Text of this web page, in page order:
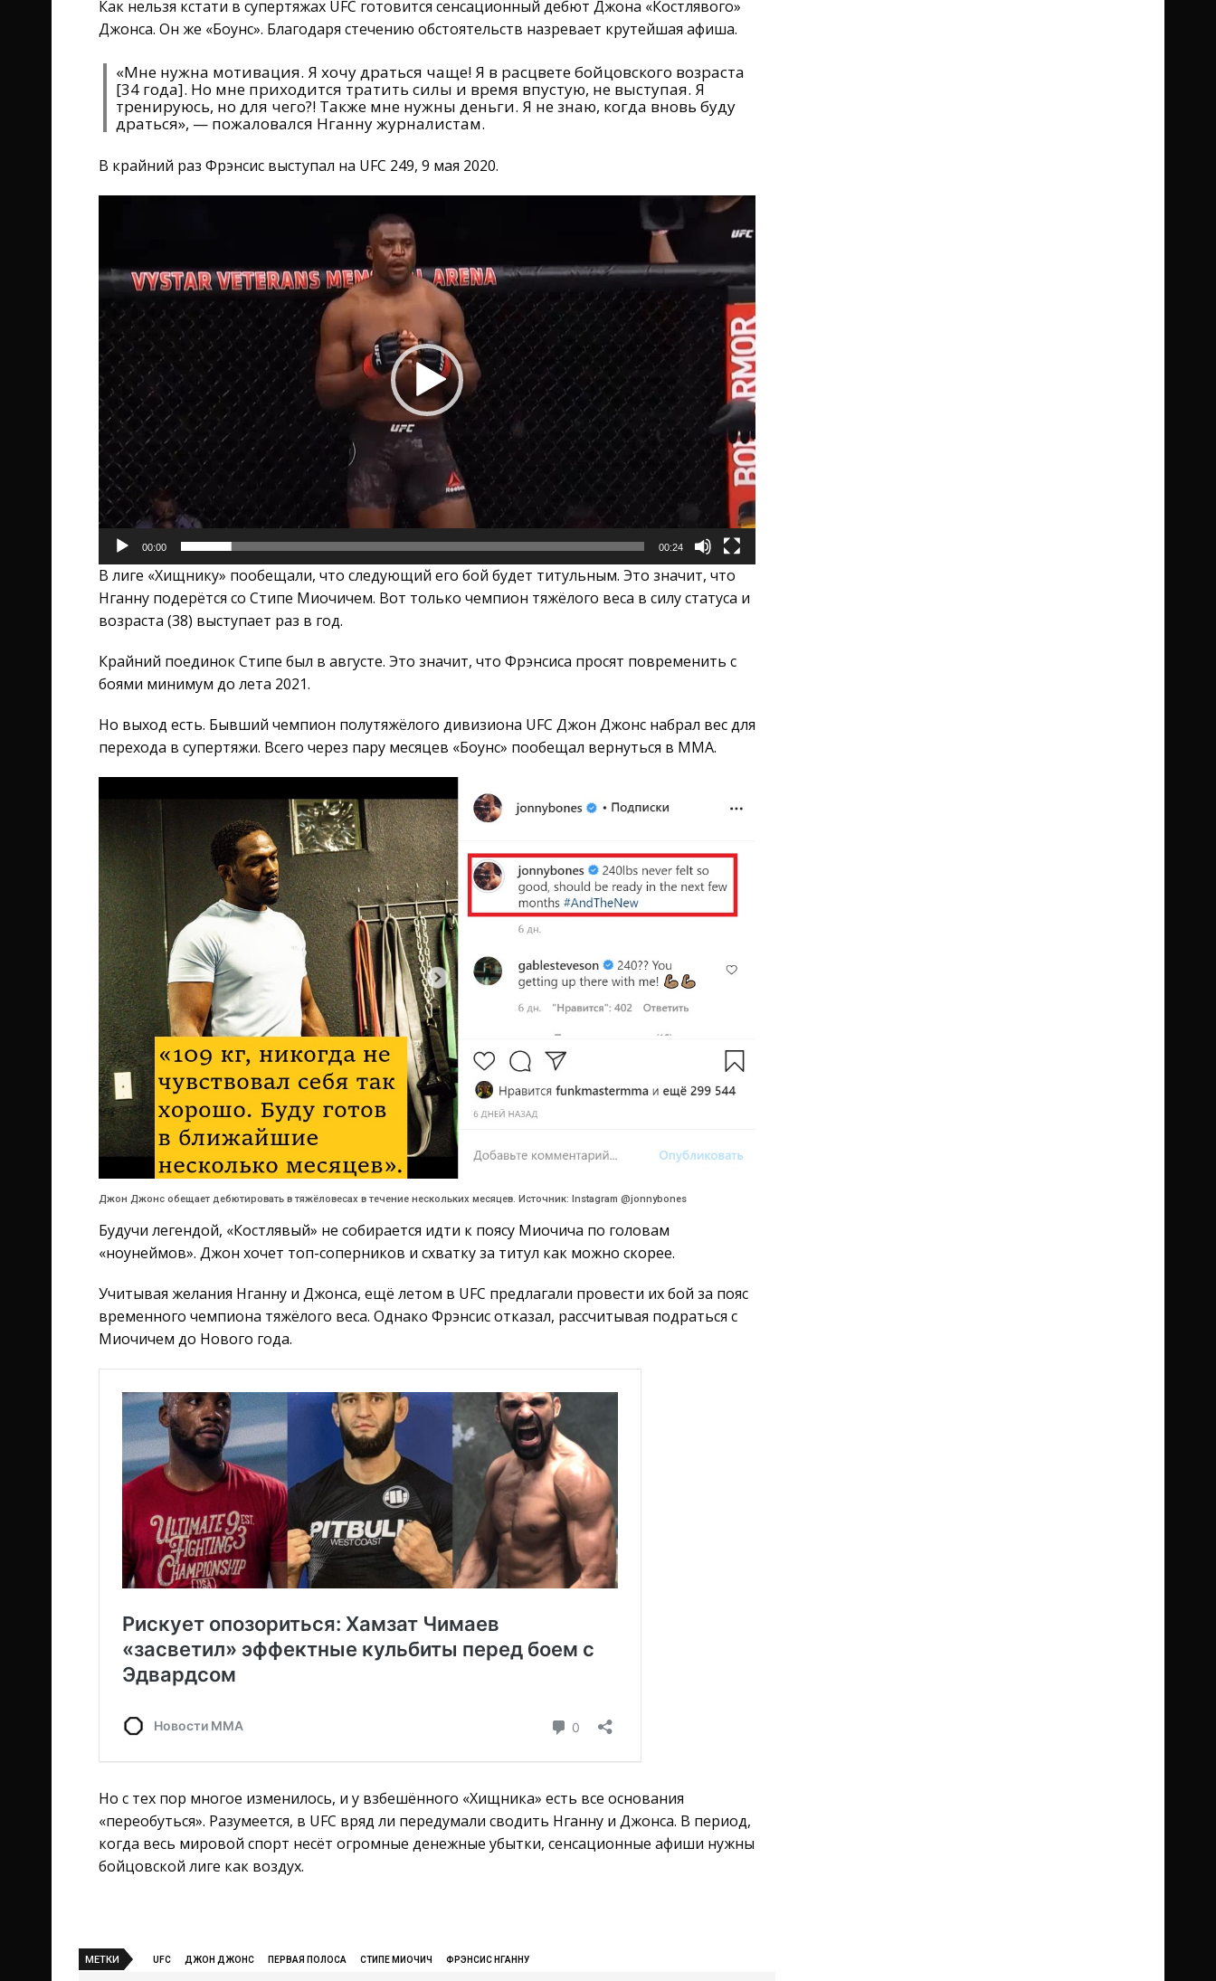
Как нельзя кстати в супертяжах UFC готовится сенсационный дебют Джона «Костлявого»
Джонса. Он же «Боунс». Благодаря стечению обстоятельств назревает крутейшая афиша.
«Мне нужна мотивация. Я хочу драться чаще! Я в расцвете бойцовского возраста
[34 года]. Но мне приходится тратить силы и время впустую, не выступая. Я
тренируюсь, но для чего?! Также мне нужны деньги. Я не знаю, когда вновь буду
драться», — пожаловался Нганну журналистам.
В крайний раз Фрэнсис выступал на UFC 249, 9 мая 2020.
Видеоплеер
00:00 00:24
В лиге «Хищнику» пообещали, что следующий его бой будет титульным. Это значит, что
Нганну подерётся со Стипе Миочичем. Вот только чемпион тяжёлого веса в силу статуса и
возраста (38) выступает раз в год.
Крайний поединок Стипе был в августе. Это значит, что Фрэнсиса просят повременить с
боями минимум до лета 2021.
Но выход есть. Бывший чемпион полутяжёлого дивизиона UFC Джон Джонс набрал вес для
перехода в супертяжи. Всего через пару месяцев «Боунс» пообещал вернуться в ММА.
Джон Джонс обещает дебютировать в тяжёловесах в течение нескольких месяцев. Источник: Instagram @jonnybones
Будучи легендой, «Костлявый» не собирается идти к поясу Миочича по головам
«ноунеймов». Джон хочет топ-соперников и схватку за титул как можно скорее.
Учитывая желания Нганну и Джонса, ещё летом в UFC предлагали провести их бой за пояс
временного чемпиона тяжёлого веса. Однако Фрэнсис отказал, рассчитывая подраться с
Миочичем до Нового года.
Но с тех пор многое изменилось, и у взбешённого «Хищника» есть все основания
«переобуться». Разумеется, в UFC вряд ли передумали сводить Нганну и Джонса. В период,
когда весь мировой спорт несёт огромные денежные убытки, сенсационные афиши нужны
бойцовской лиге как воздух.
МЕТКИ UFC ДЖОН ДЖОНС ПЕРВАЯ ПОЛОСА СТИПЕ МИОЧИЧ ФРЭНСИС НГАННУ